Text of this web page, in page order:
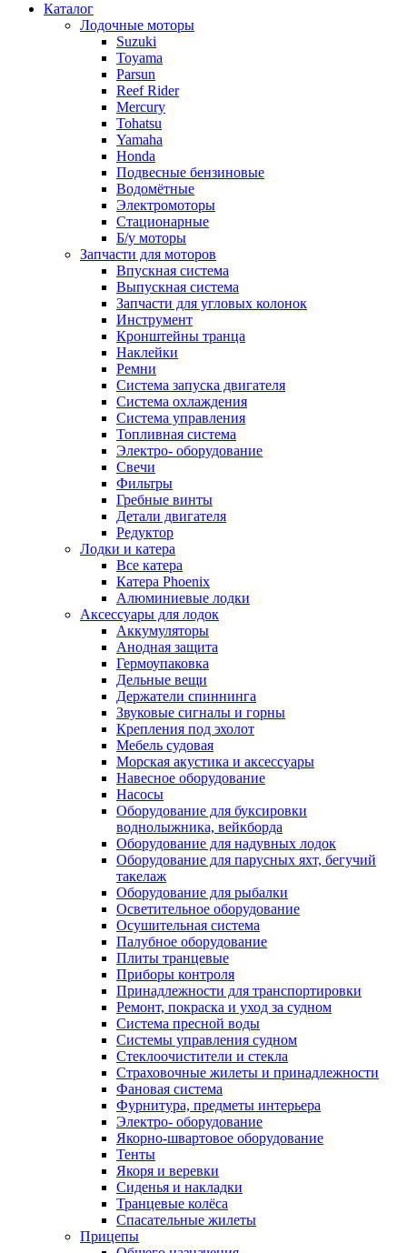
Каталог
Лодочные моторы
Suzuki
Toyama
Parsun
Reef Rider
Mercury
Tohatsu
Yamaha
Honda
Подвесные бензиновые
Водомётные
Электромоторы
Стационарные
Б/у моторы
Запчасти для моторов
Впускная система
Выпускная система
Запчасти для угловых колонок
Инструмент
Кронштейны транца
Наклейки
Ремни
Система запуска двигателя
Система охлаждения
Система управления
Топливная система
Электро- оборудование
Свечи
Фильтры
Гребные винты
Детали двигателя
Редуктор
Лодки и катера
Все катера
Катера Phoenix
Алюминиевые лодки
Аксессуары для лодок
Аккумуляторы
Анодная защита
Гермоупаковка
Дельные вещи
Держатели спиннинга
Звуковые сигналы и горны
Крепления под эхолот
Мебель судовая
Морская акустика и аксессуары
Навесное оборудование
Насосы
Оборудование для буксировки
воднолыжника, вейкборда
Оборудование для надувных лодок
Оборудование для парусных яхт, бегучий
такелаж
Оборудование для рыбалки
Осветительное оборудование
Осушительная система
Палубное оборудование
Плиты транцевые
Приборы контроля
Принадлежности для транспортировки
Ремонт, покраска и уход за судном
Система пресной воды
Системы управления судном
Стеклоочистители и стекла
Страховочные жилеты и принадлежности
Фановая система
Фурнитура, предметы интерьера
Электро- оборудование
Якорно-швартовое оборудование
Тенты
Якоря и веревки
Сиденья и накладки
Транцевые колёса
Спасательные жилеты
Прицепы